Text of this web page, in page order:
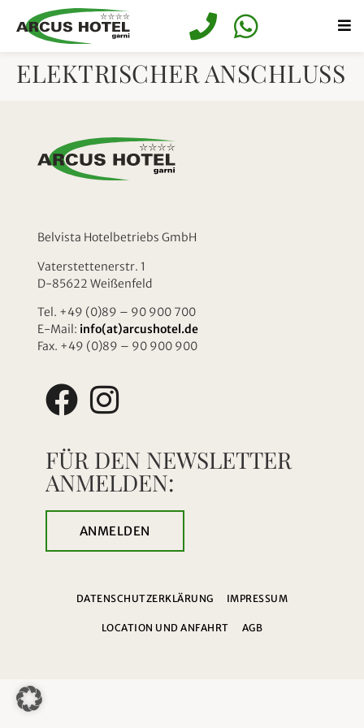
springen
ELEKTRISCHER ANSCHLUSS
Belvista Hotelbetriebs GmbH
Vaterstettenerstr. 1
D-85622 Weißenfeld
Tel. +49 (0)89 – 90 900 700
E-Mail: info(at)arcushotel.de
Fax. +49 (0)89 – 90 900 900
FÜR DEN NEWSLETTER
ANMELDEN:
ANMELDEN
DATENSCHUTZERKLÄRUNG IMPRESSUM
LOCATION UND ANFAHRT AGB